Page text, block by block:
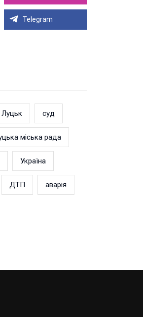
уповноваженого з
Більше новин
Telegram
Луцьк суд
міська рада
Україна
ДТП аварія